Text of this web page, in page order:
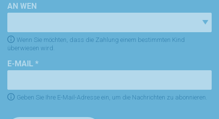
AN WEN
Wenn Sie möchten, dass die Zahlung einem bestimmten Kind
überwiesen wird.
E-MAIL *
Geben Sie Ihre E-Mail-Adresse ein, um die Nachrichten zu abonnieren.